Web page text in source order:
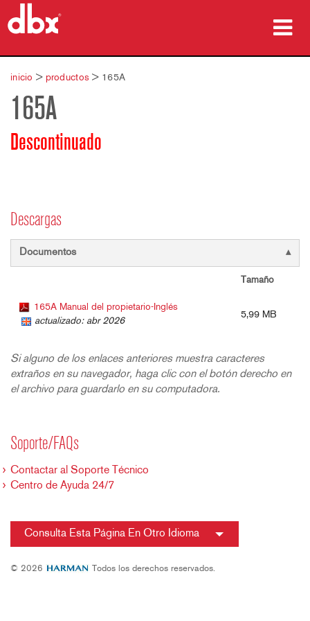
productos
Casos de estudio
dónde comprar
Idioma/Región
inicio > productos > 165A
165A
Descontinuado
Descargas
Documentos
Tamaño
165A Manual del propietario-Inglés
actualizado: abr 2026
5,99 MB
Si alguno de los enlaces anteriores muestra caracteres
extraños en su navegador, haga clic con el botón derecho en
el archivo para guardarlo en su computadora.
Soporte/FAQs
Contactar al Soporte Técnico
Centro de Ayuda 24/7
Consulta Esta Página En Otro Idioma
© 2026 Todos los derechos reservados.